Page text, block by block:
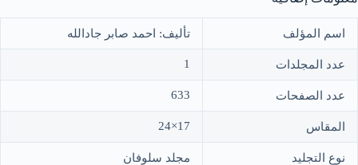
اسم المؤلف تأليف: احمد صابر جادالله
عدد المجلدات 1
عدد الصفحات 633
المقاس 17×24
نوع التجليد مجلد سلوفان